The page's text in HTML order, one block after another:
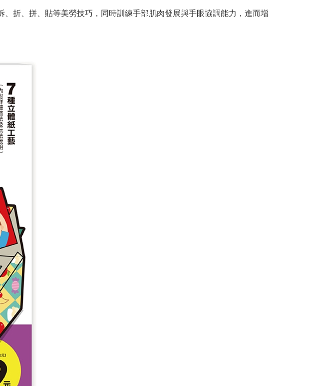
折、拼、貼等美勞技巧，同時訓練手部肌肉發展與手眼協調能力，進而增